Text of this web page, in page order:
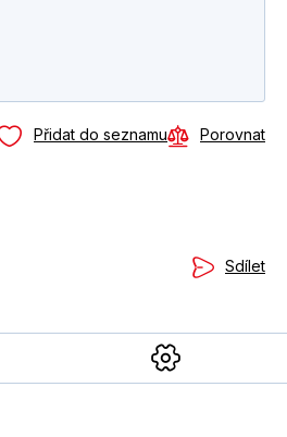
Přidat do seznamu Porovnat
Sdílet